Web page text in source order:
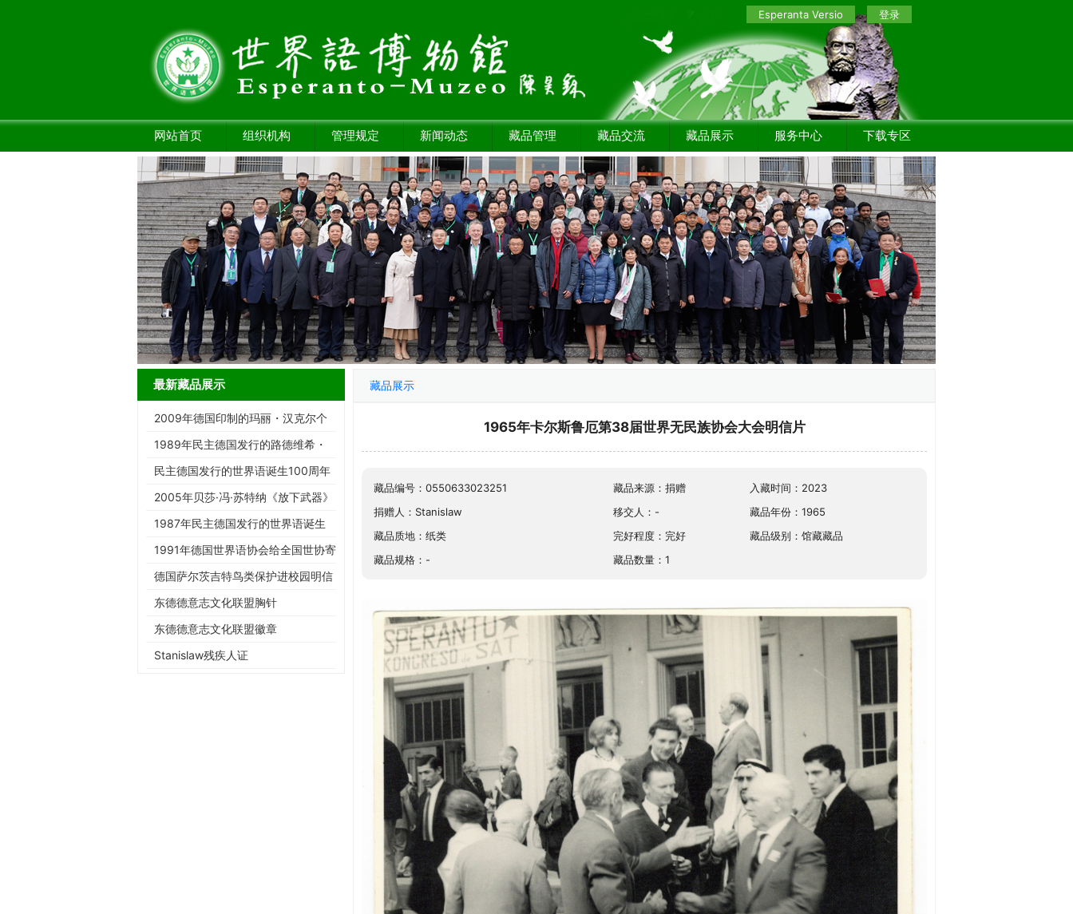
Esperanta Versio 登录
网站首页 组织机构 管理规定 新闻动态 藏品管理 藏品交流 藏品展示 服务中心 下载专区
最新藏品展示
2009年德国印制的玛丽・汉克尔个
性纪念邮票
1989年民主德国发行的路德维希・
雷恩诞辰100周年纪念邮…
民主德国发行的世界语诞生100周年
纪念邮票
2005年贝莎·冯·苏特纳《放下武器》
100周年纪念币贴花套装
1987年民主德国发行的世界语诞生
100周年邮卡
1991年德国世界语协会给全国世协寄
资料的信封
德国萨尔茨吉特鸟类保护进校园明信
片
东德德意志文化联盟胸针
东德德意志文化联盟徽章
Stanislaw残疾人证
藏品展示
1965年卡尔斯鲁厄第38届世界无民族协会大会明信片
藏品编号：0550633023251 藏品来源：捐赠
入藏时间：2023
捐赠人：Stanislaw
移交人：-
藏品年份：1965
藏品质地：纸类
完好程度：完好
藏品级别：馆藏藏品
藏品规格：-
藏品数量：1